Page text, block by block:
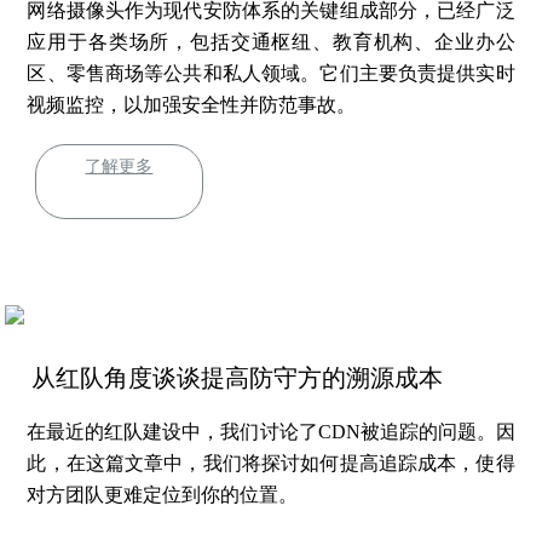
网络摄像头作为现代安防体系的关键组成部分，已经广泛
应用于各类场所，包括交通枢纽、教育机构、企业办公
区、零售商场等公共和私人领域。它们主要负责提供实时
视频监控，以加强安全性并防范事故。
了解更多
从红队角度谈谈提高防守方的溯源成本
在最近的红队建设中，我们讨论了CDN被追踪的问题。因
此，在这篇文章中，我们将探讨如何提高追踪成本，使得
对方团队更难定位到你的位置。